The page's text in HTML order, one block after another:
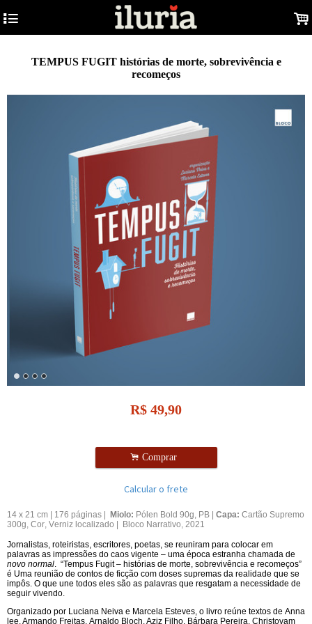
4 .
TEMPUS FUGIT histórias de morte, sobrevivência e
recomeços
R$ 49,90
. Comprar
Calcular o frete
14 x 21 cm | 176 páginas | Miolo: Pólen Bold 90g, PB | Capa: Cartão Supremo
300g, Cor, Verniz localizado |
Bloco Narrativo, 2021
Jornalistas, roteiristas, escritores, poetas, se reuniram para colocar em
palavras as impressões do caos vigente – uma época estranha chamada de
novo normal. “Tempus Fugit – histórias de morte, sobrevivência e recomeços”
é Uma reunião de contos de ficção com doses supremas da realidade que se
impôs. O que une todos eles são as palavras que resgatam a necessidade de
seguir vivendo.
Organizado por Luciana Neiva e Marcela Esteves, o livro reúne textos de Anna
lee, Armando Freitas, Arnaldo Bloch, Aziz Filho, Bárbara Pereira, Christovam